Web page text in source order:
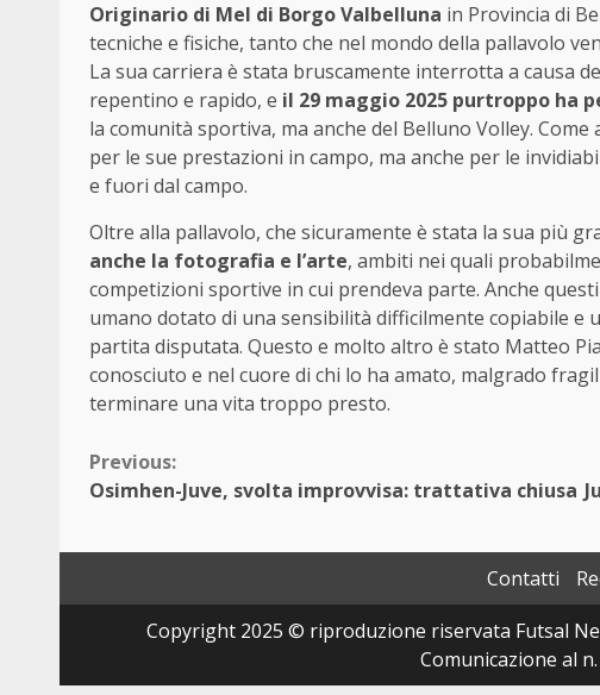
Originario di Mel di Borgo Valbelluna in Provincia di
tecniche e fisiche, tanto che nel mondo della pallavolo
La sua carriera è stata bruscamente interrotta a causa
repentino e rapido, e il 29 maggio 2025 purtroppo ha
la comunità sportiva, ma anche del Belluno Volley.
per le sue prestazioni in campo, ma anche per le
e fuori dal campo.
Oltre alla pallavolo, che sicuramente è stata la sua più
anche la fotografia e l’arte, ambiti nei quali
competizioni sportive in cui prendeva parte. Anche
umano dotato di una sensibilità difficilmente copiabile e
partita disputata. Questo e molto altro è stato Matteo
conosciuto e nel cuore di chi lo ha amato, malgrado
terminare una vita troppo presto.
Continue
Previous:
Osimhen-Juve, svolta improvvisa: trattativa chiusa
Contatti
Copyright 2025 © riproduzione riservata Futsal
Comunicazione al